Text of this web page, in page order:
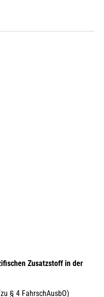
Zusatzstoff in der
§ 4 FahrschAusbO)